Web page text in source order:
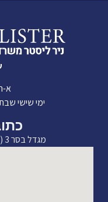
א-ה :
ימי שישי
מגדל בסר 3 (קומה 13) מצדה 9, בני ברק